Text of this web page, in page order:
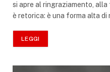
si apre al ringraziamento,
è retorica: è una forma alta
LEGGI